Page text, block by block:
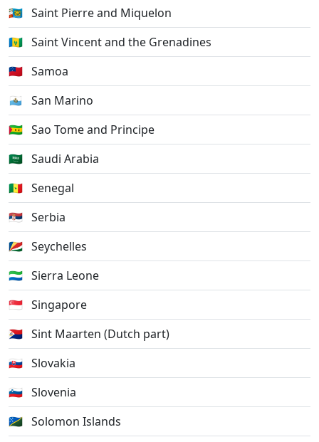
🇵🇲 Saint Pierre and Miquelon
🇻🇨 Saint Vincent and the Grenadines
🇼🇸 Samoa
🇸🇲
San Marino
🇸🇹 Sao Tome and Principe
🇸🇦 Saudi Arabia
🇸🇳 Senegal
🇷🇸 Serbia
🇸🇨 Seychelles
🇸🇱 Sierra Leone
🇸🇬 Singapore
🇸🇽 Sint Maarten (Dutch part)
🇸🇰 Slovakia
🇸🇮 Slovenia
🇸🇧 Solomon Islands